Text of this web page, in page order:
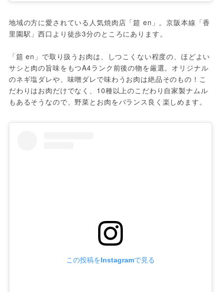
地域の方に愛されている人気焼肉店「筵 en」。京阪本線「香
里園駅」西口より徒歩3分のところにあります。
「筵 en」で取り扱うお肉は、しつこくない程度の、ほどよい
サシと肉の旨味をもつA4ランク前後の物を厳選。オリジナル
のネギ塩ダレや、味噌ダレで味わうお肉は絶品そのもの！こ
だわりはお肉だけでなく、10種以上のこだわり自家製ナムル
もあるそうなので、野菜とお肉をバランス良く楽しめます。
この投稿をInstagramで見る